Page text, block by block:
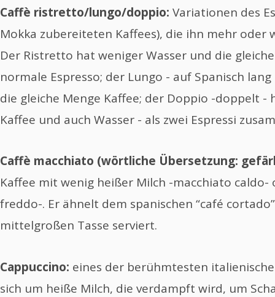
Caffè ristretto/lungo/doppio: Variationen des
Mokka zubereiteten Kaffees), die ihn mehr oder
Der Ristretto hat weniger Wasser und die
normale Espresso; der Lungo - auf Spanisch
die gleiche Menge Kaffee; der Doppio -doppelt -
Kaffee und auch Wasser - als zwei Espressi
Caffè macchiato (wörtliche Übersetzung:
Kaffee mit wenig heißer Milch -macchiato
freddo-. Er ähnelt dem spanischen “café
mittelgroßen Tasse serviert.
Cappuccino: eines der berühmtesten
sich um heiße Milch, die verdampft wird, um